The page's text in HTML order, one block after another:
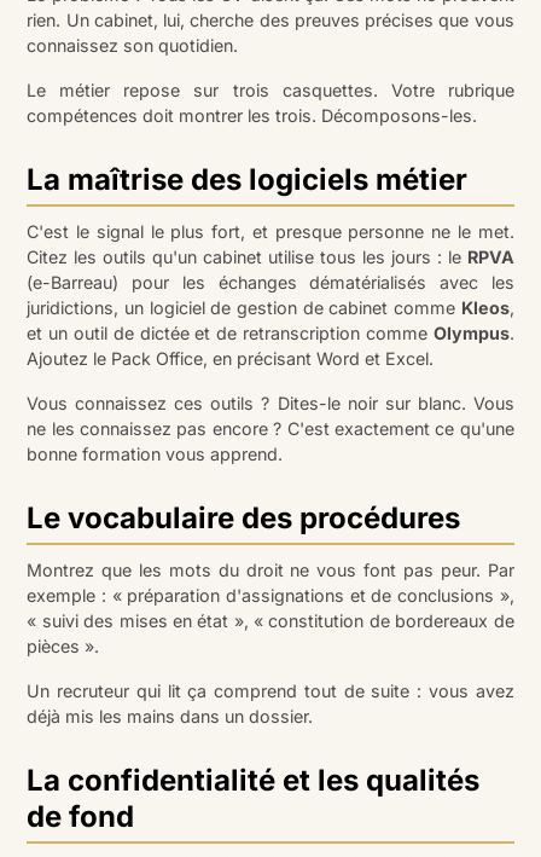
rien. Un cabinet, lui, cherche des preuves précises que vous
connaissez son quotidien.
Le métier repose sur trois casquettes. Votre rubrique
compétences doit montrer les trois. Décomposons-les.
La maîtrise des logiciels métier
C'est le signal le plus fort, et presque personne ne le met.
Citez les outils qu'un cabinet utilise tous les jours : le RPVA
(e-Barreau) pour les échanges dématérialisés avec les
juridictions, un logiciel de gestion de cabinet comme Kleos,
et un outil de dictée et de retranscription comme Olympus.
Ajoutez le Pack Office, en précisant Word et Excel.
Vous connaissez ces outils ? Dites-le noir sur blanc. Vous
ne les connaissez pas encore ? C'est exactement ce qu'une
bonne formation vous apprend.
Le vocabulaire des procédures
Montrez que les mots du droit ne vous font pas peur. Par
exemple : « préparation d'assignations et de conclusions »,
« suivi des mises en état », « constitution de bordereaux de
pièces ».
Un recruteur qui lit ça comprend tout de suite : vous avez
déjà mis les mains dans un dossier.
La confidentialité et les qualités
de fond